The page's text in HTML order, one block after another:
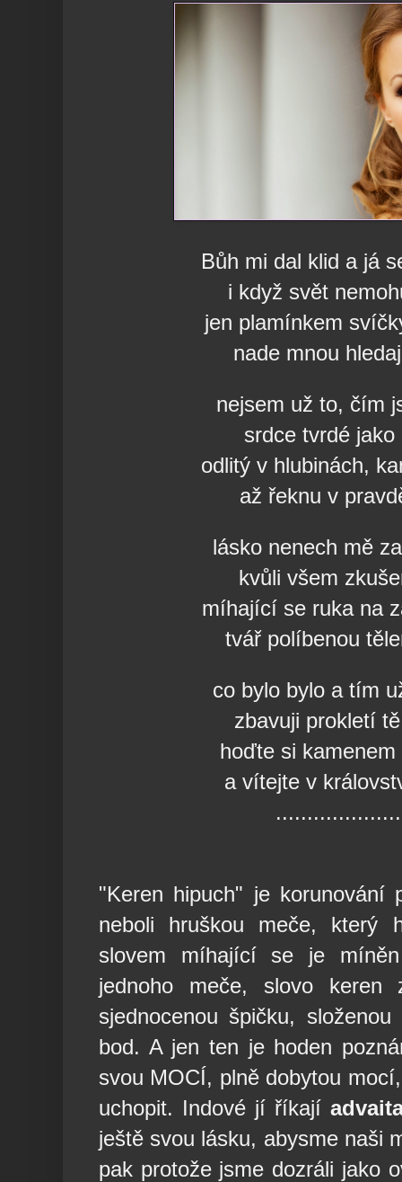
Bůh mi dal klid a já
i když svět
jen plamínkem
nade mnou
nejsem už to, čím
srdce tvrdé jako
odlitý v hlubinách,
až řeknu v
lásko nenech mě
kvůli všem
míhající se ruka na
tvář políbenou
co bylo bylo a tím
zbavuji prokletí
hoďte si
a vítejte v
"Keren hipuch" je korunování
neboli hruškou meče, který
slovem míhající se je
jednoho meče, slovo keren
sjednocenou špičku,
bod. A jen ten je hoden
svou MOCÍ, plně dobytou
uchopit. Indové jí říkají
ještě svou lásku, abysme naši
pak protože jsme dozráli jako